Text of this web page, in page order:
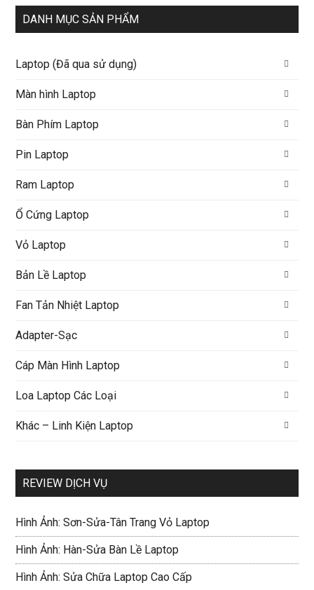
DANH MỤC SẢN PHẨM
Laptop (Đã qua sử dụng)
Màn hình Laptop
Bàn Phím Laptop
Pin Laptop
Ram Laptop
Ổ Cứng Laptop
Vỏ Laptop
Bản Lề Laptop
Fan Tản Nhiệt Laptop
Adapter-Sạc
Cáp Màn Hình Laptop
Loa Laptop Các Loại
Khác – Linh Kiện Laptop
REVIEW DỊCH VỤ
Hình Ảnh: Sơn-Sửa-Tân Trang Vỏ Laptop
Hình Ảnh: Hàn-Sửa Bàn Lề Laptop
Hình Ảnh: Sửa Chữa Laptop Cao Cấp